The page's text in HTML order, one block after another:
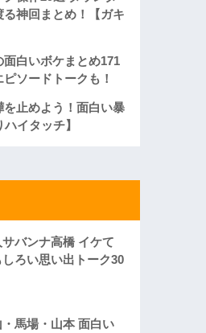
神回まとめ！【ガキ
白いボケまとめ171
ソードトークも！
止めよう！面白い暴
イタッチ】
バンナ高橋 イケて
ろい思い出トーク30
馬場・山本 面白い